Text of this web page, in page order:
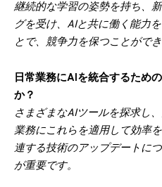
継続的な学習の姿勢を持ち、
グを受け、AIと共に働く能力
とで、競争力を保つことができ
日常業務にAIを統合するため
か？
さまざまなAIツールを探求し
業務にこれらを適用して効率
連する技術のアップデートに
が重要です。